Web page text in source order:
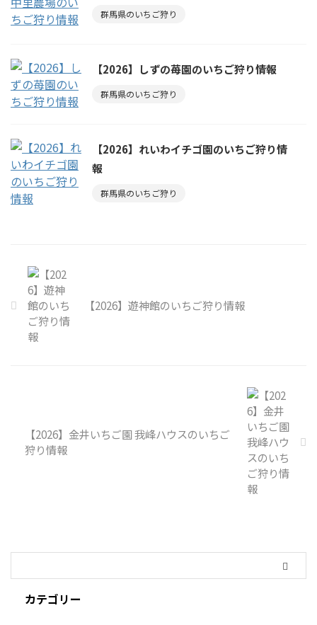
群馬県のいちご狩り
【2026】しずの苺園のいちご狩り情報
群馬県のいちご狩り
【2026】れいわイチゴ園のいちご狩り情
報
群馬県のいちご狩り
【2026】遊神館のいちご狩り情報
【2026】金井いちご園 我峰ハウスのいちご
狩り情報
カテゴリー